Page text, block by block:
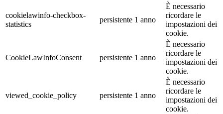
cookielawinfo-checkbox-
statistics
persistente 1 anno
È necessario
ricordare le
impostazioni dei
cookie.
CookieLawInfoConsent persistente 1 anno
È necessario
ricordare le
impostazioni dei
cookie.
viewed_cookie_policy persistente 1 anno
È necessario
ricordare le
impostazioni dei
cookie.